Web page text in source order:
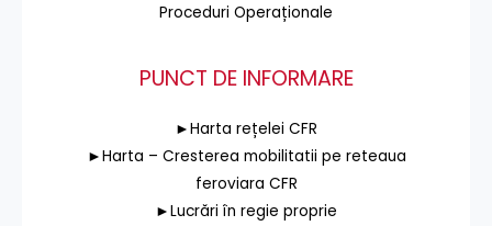
Proceduri Operaționale
PUNCT DE INFORMARE
►Harta rețelei CFR
►Harta – Cresterea mobilitatii pe reteaua
feroviara CFR
►Lucrări în regie proprie